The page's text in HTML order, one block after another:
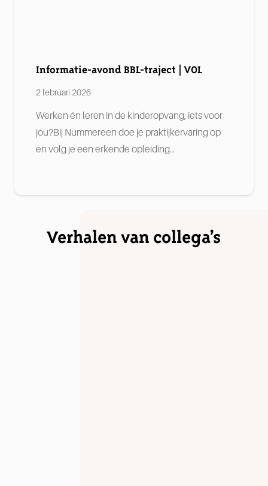
Informatie-avond BBL-traject | VOL
2 februari 2026
Werken én leren in de kinderopvang, iets voor
jou?Bij Nummereen doe je praktijkervaring op
en volg je een erkende opleiding…
Verhalen van collega’s